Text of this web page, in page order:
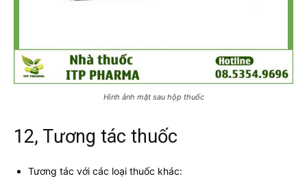
Hình ảnh mặt sau hộp thuốc
12, Tương tác thuốc
Tương tác với các loại thuốc khác: